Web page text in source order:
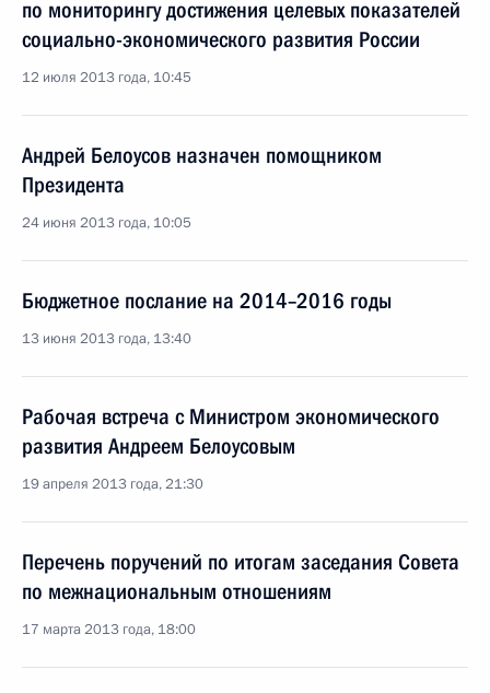
по мониторингу достижения целевых показателей
социально-экономического развития России
12 июля 2013 года, 10:45
Андрей Белоусов назначен помощником
Президента
24 июня 2013 года, 10:05
Бюджетное послание на 2014–2016 годы
13 июня 2013 года, 13:40
Рабочая встреча с Министром экономического
развития Андреем Белоусовым
19 апреля 2013 года, 21:30
Перечень поручений по итогам заседания Совета
по межнациональным отношениям
17 марта 2013 года, 18:00